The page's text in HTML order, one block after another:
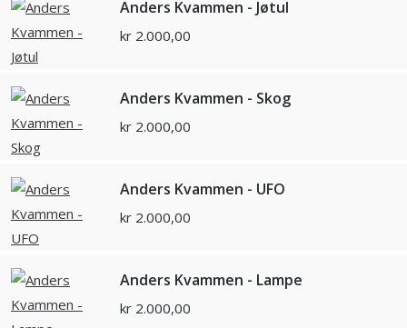
Anders Kvammen - Jøtul
kr 2.000,00
Anders Kvammen - Skog
kr 2.000,00
Anders Kvammen - UFO
kr 2.000,00
Anders Kvammen - Lampe
kr 2.000,00